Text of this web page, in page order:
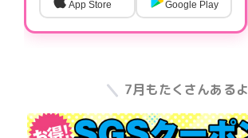
App Store Google Play
7月もたくさんあるよ